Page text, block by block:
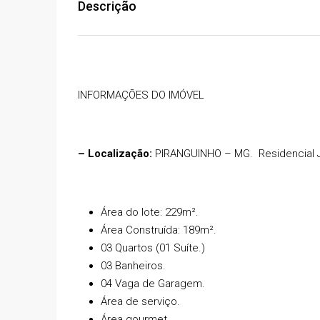
Descrição
INFORMAÇÕES DO IMÓVEL
– Localização: PIRANGUINHO – MG. Residencial
Área do lote: 229m².
Área Construída: 189m².
03 Quartos (01 Suíte.)
03 Banheiros.
04 Vaga de Garagem.
Área de serviço.
R$1.200.000,00
PISCINA, 03 QUARTOS,